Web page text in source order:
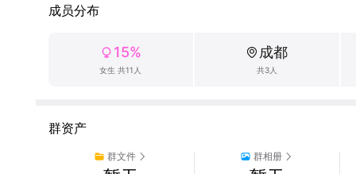
成员分布
15%
女生 共11人
成都
共3人
群资产
群文件 群相册